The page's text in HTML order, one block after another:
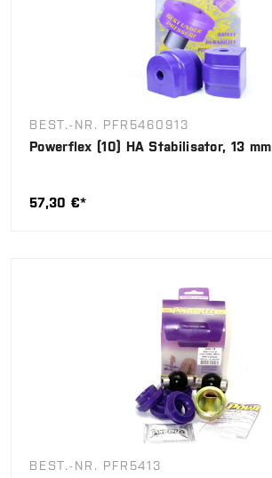
BEST.-NR. PFR5460913
Powerflex (10) HA Stabilisator, 13 mm
57,30 €*
BEST.-NR. PFR5413